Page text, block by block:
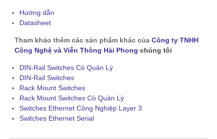
Hướng dẫn
Datasheet
Tham khảo thêm các sản phẩm khác của Công ty TNHH
Công Nghệ và Viễn Thông Hải Phong chúng tôi
DIN-Rail Switches Có Quản Lý
DIN-Rail Switches
Rack Mount Switches
Rack Mount Switches Có Quản Lý
Switches Ethernet Công Nghiệp Layer 3
Switches Ethernet Serial